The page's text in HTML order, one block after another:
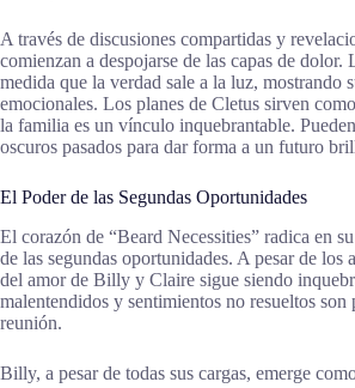
A través de discusiones compartidas y
comienzan a despojarse de las capas de dolor.
medida que la verdad sale a la luz, mostrando
emocionales. Los planes de Cletus sirven
la familia es un vínculo inquebrantable.
oscuros pasados para dar forma a un futuro
El Poder de las Segundas Oportunidades
El corazón de “Beard Necessities” radica en
de las segundas oportunidades. A pesar de los
del amor de Billy y Claire sigue siendo
malentendidos y sentimientos no resueltos son
reunión.
Billy, a pesar de todas sus cargas, emerge